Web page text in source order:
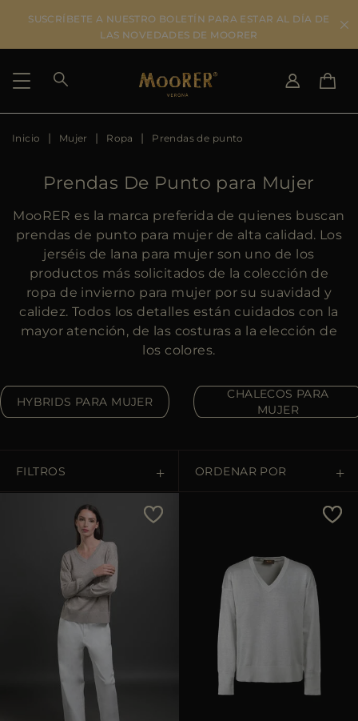
SUSCRÍBETE A NUESTRO BOLETÍN PARA ESTAR AL DÍA DE
LAS NOVEDADES DE MOORER
SELECCIONAR PAÍS
DE
US
AU
GB
SELECCIONAR IDIOMA
ES
Inicio Mujer Ropa Prendas de punto
Prendas De Punto para Mujer
MooRER es la marca preferida de quienes buscan
prendas de punto para mujer de alta calidad. Los
jerséis de lana para mujer son uno de los
productos más solicitados de la colección de
ropa de invierno para mujer por su suavidad y
calidez. Todos los detalles están cuidados con la
mayor atención, de las costuras a la elección de
los colores.
HYBRIDS PARA MUJER
CHALECOS PARA
MUJER
FILTROS ORDENAR POR
Precio descendente
Precio ascendente
Lo más vendido